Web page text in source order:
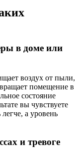
в доме или
воздух от пыли,
помещение в
состояние
вы чувствуете
а уровень
и тревоге